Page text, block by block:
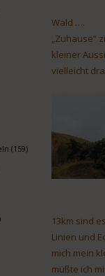
Wald ….
„Zuhause“
kleiner
vielleicht
13km sind
Linien und
mich mein
müßte ich
(159)